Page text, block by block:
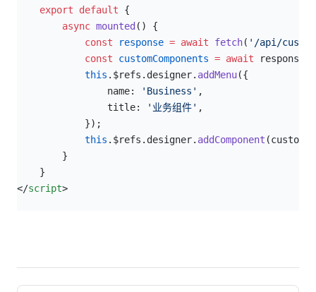
    export
default {
        async
mounted () {
            const
response = await fetch( '/api/
            const
customComponents = await response.
            this
.$refs.designer. addMenu({
                name:
'Business' ,
                title:
'业务组件' ,
            });
            this
.$refs.designer. addComponent
        }
    }
</script>